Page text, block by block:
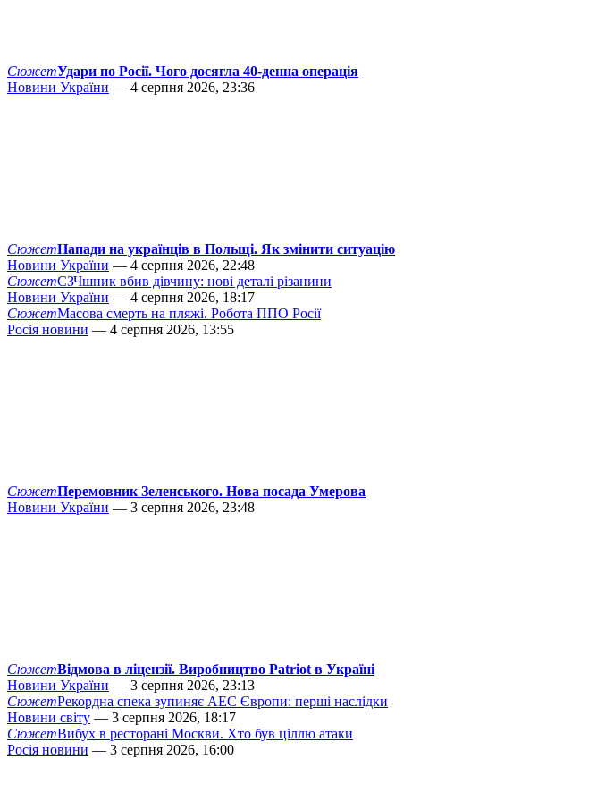
СюжетУдари по Росії. Чого досягла 40-денна операція
Новини України — 4 серпня 2026, 23:36
СюжетНапади на українців в Польщі. Як змінити ситуацію
Новини України — 4 серпня 2026, 22:48
СюжетСЗЧшник вбив дівчину: нові деталі різанини
Новини України — 4 серпня 2026, 18:17
СюжетМасова смерть на пляжі. Робота ППО Росії
Росія новини — 4 серпня 2026, 13:55
СюжетПеремовник Зеленського. Нова посада Умерова
Новини України — 3 серпня 2026, 23:48
СюжетВідмова в ліцензії. Виробництво Patriot в Україні
Новини України — 3 серпня 2026, 23:13
СюжетРекордна спека зупиняє АЕС Європи: перші наслідки
Новини світу — 3 серпня 2026, 18:17
СюжетВибух в ресторані Москви. Хто був ціллю атаки
Росія новини — 3 серпня 2026, 16:00